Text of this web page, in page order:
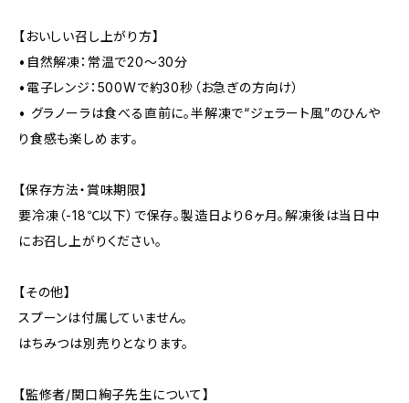
【おいしい召し上がり方】
•自然解凍：常温で20〜30分
•電子レンジ：500Wで約30秒（お急ぎの方向け）
• グラノーラは食べる直前に。半解凍で“ジェラート風”のひんや
り食感も楽しめます。
【保存方法・賞味期限】
要冷凍（-18℃以下）で保存。製造日より6ヶ月。解凍後は当日中
にお召し上がりください。
【その他】
スプーンは付属していません。
はちみつは別売りとなります。
【監修者/関口絢子先生について】